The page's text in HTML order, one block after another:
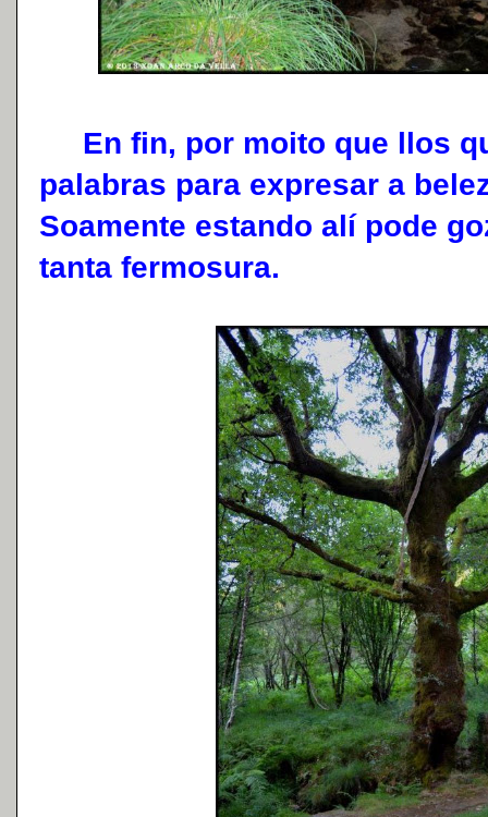
En fin, por moito que llos
palabras para expresar a
Soamente estando alí pode
tanta fermosura.